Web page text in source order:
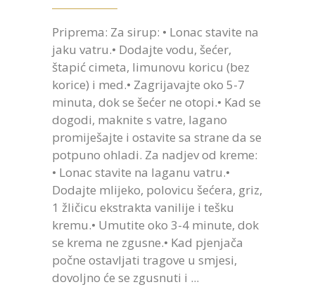
Priprema: Za sirup: • Lonac stavite na
jaku vatru.• Dodajte vodu, šećer,
štapić cimeta, limunovu koricu (bez
korice) i med.• Zagrijavajte oko 5-7
minuta, dok se šećer ne otopi.• Kad se
dogodi, maknite s vatre, lagano
promiješajte i ostavite sa strane da se
potpuno ohladi. Za nadjev od kreme:
• Lonac stavite na laganu vatru.•
Dodajte mlijeko, polovicu šećera, griz,
1 žličicu ekstrakta vanilije i tešku
kremu.• Umutite oko 3-4 minute, dok
se krema ne zgusne.• Kad pjenjača
počne ostavljati tragove u smjesi,
dovoljno će se zgusnuti i